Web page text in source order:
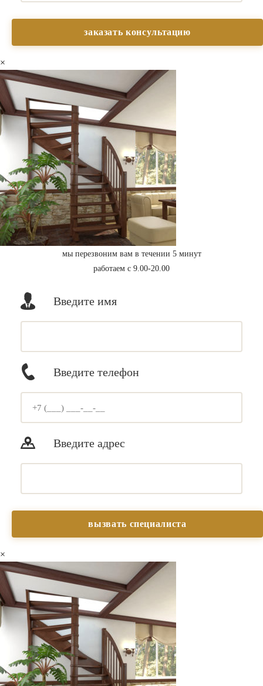
×
мы перезвоним вам в течении 5 минут
работаем с 9.00-20.00
Введите имя
Введите телефон
Введите адрес
×